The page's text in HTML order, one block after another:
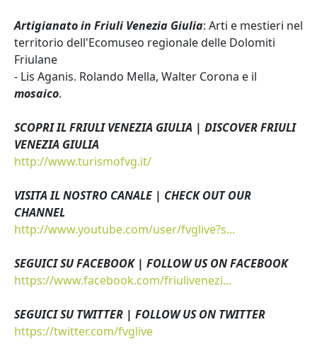
Artigianato in Friuli Venezia Giulia: Arti e mestieri nel
territorio dell'Ecomuseo regionale delle Dolomiti
Friulane
- Lis Aganis. Rolando Mella, Walter Corona e il
mosaico.
SCOPRI IL FRIULI VENEZIA GIULIA | DISCOVER FRIULI
VENEZIA GIULIA
http://www.turismofvg.it/
VISITA IL NOSTRO CANALE | CHECK OUT OUR
CHANNEL
http://www.youtube.com/user/fvglive?s...
SEGUICI SU FACEBOOK | FOLLOW US ON FACEBOOK
https://www.facebook.com/friulivenezi...
SEGUICI SU TWITTER | FOLLOW US ON TWITTER
https://twitter.com/fvglive